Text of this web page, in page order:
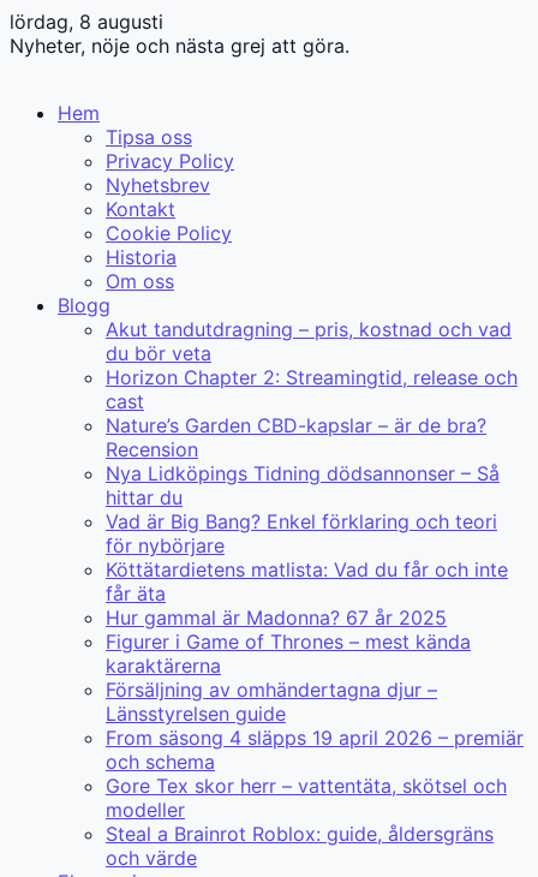
lördag, 8 augusti
Nyheter, nöje och nästa grej att göra.
Hem
Tipsa oss
Privacy Policy
Nyhetsbrev
Kontakt
Cookie Policy
Historia
Om oss
Blogg
Akut tandutdragning – pris, kostnad och vad
du bör veta
Horizon Chapter 2: Streamingtid, release och
cast
Nature’s Garden CBD-kapslar – är de bra?
Recension
Nya Lidköpings Tidning dödsannonser – Så
hittar du
Vad är Big Bang? Enkel förklaring och teori
för nybörjare
Köttätardietens matlista: Vad du får och inte
får äta
Hur gammal är Madonna? 67 år 2025
Figurer i Game of Thrones – mest kända
karaktärerna
Försäljning av omhändertagna djur –
Länsstyrelsen guide
From säsong 4 släpps 19 april 2026 – premiär
och schema
Gore Tex skor herr – vattentäta, skötsel och
modeller
Steal a Brainrot Roblox: guide, åldersgräns
och värde